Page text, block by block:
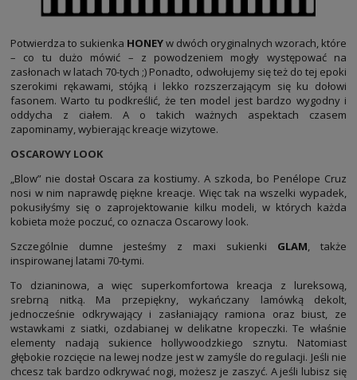
Potwierdza to sukienka HONEYw dwóch oryginalnych wzorach, które
– co tu dużo mówić – z powodzeniem mogły występować na
zasłonach w latach 70-tych ;) Ponadto, odwołujemy się też do tej epoki
szerokimi rękawami, stójką i lekko rozszerzającym się ku dołowi
fasonem. Warto tu podkreślić, że ten model jest bardzo wygodny i
oddycha z ciałem. A o takich ważnych aspektach czasem
zapominamy, wybierając kreacje wizytowe.
OSCAROWY LOOK
„Blow” nie dostał Oscara za kostiumy. A szkoda, bo Penélope Cruz
nosi w nim naprawdę piękne kreacje. Więc tak na wszelki wypadek,
pokusiłyśmy się o zaprojektowanie kilku modeli, w których każda
kobieta może poczuć, co oznacza Oscarowy look.
Szczególnie dumne jesteśmy z maxi sukienki GLAM, także
inspirowanej latami 70-tymi.
To dzianinowa, a więc superkomfortowa kreacja z lureksową,
srebrną nitką. Ma przepiękny, wykańczany lamówką dekolt,
jednocześnie odkrywający i zasłaniający ramiona oraz biust, ze
wstawkami z siatki, ozdabianej w delikatne kropeczki. Te właśnie
elementy nadają sukience hollywoodzkiego sznytu. Natomiast
głębokie rozcięcie na lewej nodze jest w zamyśle do regulacji. Jeśli nie
chcesz tak bardzo odkrywać nogi, możesz je zaszyć. A jeśli lubisz się